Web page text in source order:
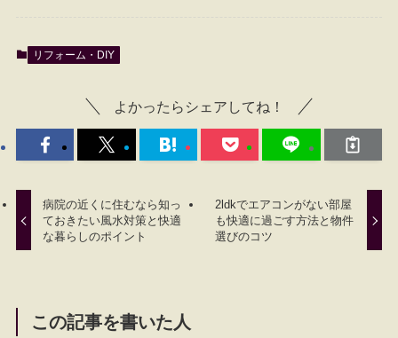
リフォーム・DIY
よかったらシェアしてね！
病院の近くに住むなら知っ
ておきたい風水対策と快適
な暮らしのポイント
2ldkでエアコンがない部屋
も快適に過ごす方法と物件
選びのコツ
この記事を書いた人